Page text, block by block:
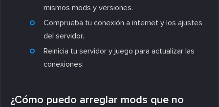
mismos mods y versiones.
Comprueba tu conexión a internet y los ajustes
del servidor.
Reinicia tu servidor y juego para actualizar las
conexiones.
¿Cómo puedo arreglar mods que no